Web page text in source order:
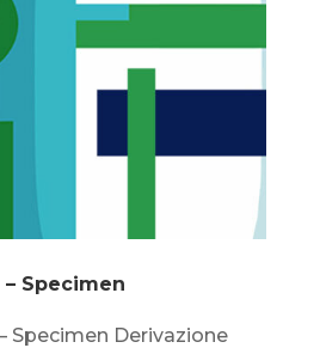
Specimen
Specimen Derivazione